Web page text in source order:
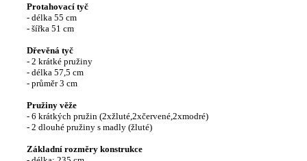
Protahovací tyč
- délka 55 cm
- šířka 51 cm
Dřevěná tyč
- 2 krátké pružiny
- délka 57,5 cm
- průměr 3 cm
Pružiny věže
- 6 krátkých pružin (2xžluté,2xčervené,2xmodré)
- 2 dlouhé pružiny s madly (žluté)
Základní rozměry konstrukce